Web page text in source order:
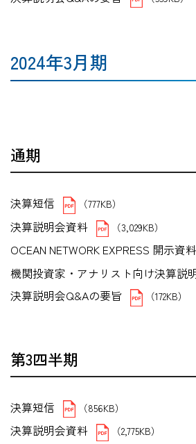
2024年3月期
通期
決算短信 （777KB）
決算説明会資料 （3,029KB）
OCEAN NETWORK EXPRESS 開示資料
機関投資家・アナリスト向け決算説
決算説明会Q&Aの要旨
（172KB）
第3四半期
決算短信 （856KB）
決算説明会資料 （2,775KB）